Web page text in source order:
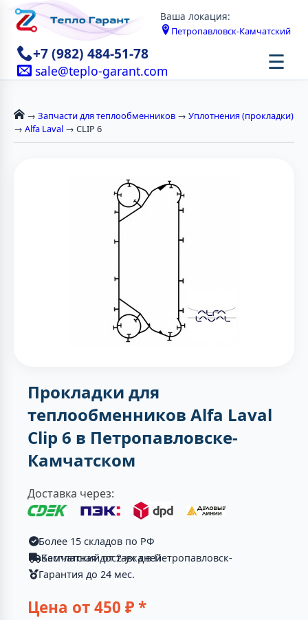
Ваша локация:
Петропавловск-Камчатский
+7 (982) 484-51-78
sale@teplo-garant.com ☰
→ Запчасти для теплообменников → Уплотнения (прокладки)
→ Alfa Laval → CLIP 6
Прокладки для
теплообменников Alfa Laval
Clip 6 в Петропавловске-
Камчатском
Доставка через:
Более 15 складов по РФ
Бесплатная доставка в Петропавловск-Камчатский от 2-ух дней
Гарантия до 24 мес.
Цена от450 ₽ *